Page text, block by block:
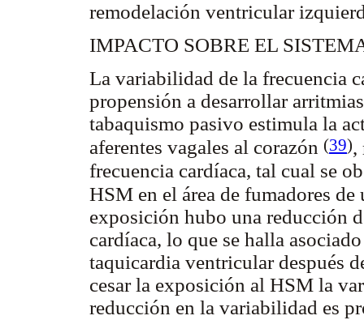
remodelación ventricular
IMPACTO SOBRE EL
La variabilidad de la frecuencia
propensión a desarrollar
tabaquismo pasivo estimula la
aferentes vagales al corazón (39),
frecuencia cardíaca, tal cual se
HSM en el área de fumadores
exposición hubo una reducción
cardíaca, lo que se halla
taquicardia ventricular después
cesar la exposición al HSM la
reducción en la variabilidad es